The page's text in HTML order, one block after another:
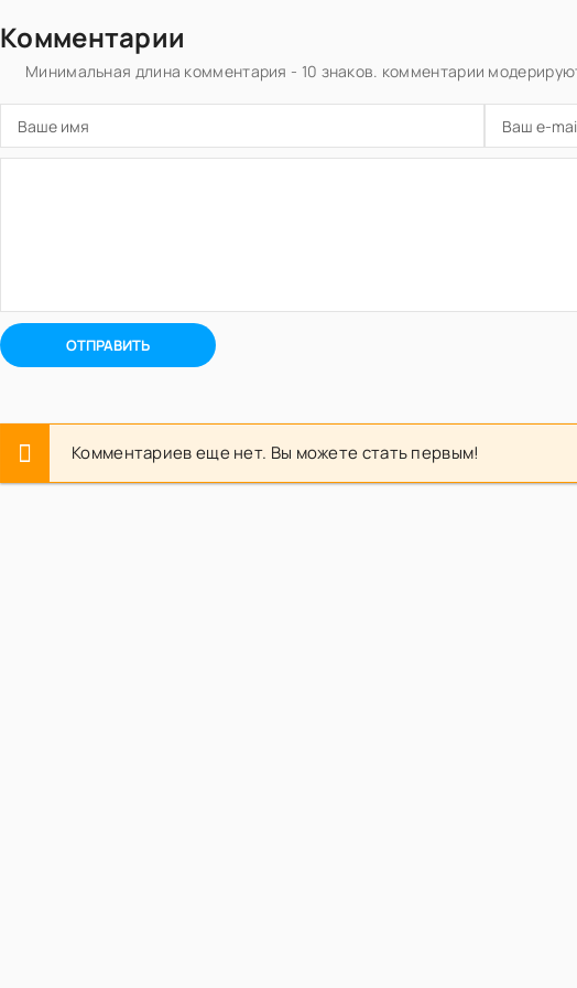
Комментарии
Минимальная длина комментария - 10 знаков. комментарии
ОТПРАВИТЬ
Комментариев еще нет. Вы можете стать первым!